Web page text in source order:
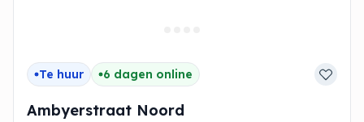
Te huur 6 dagen online
Ambyerstraat Noord